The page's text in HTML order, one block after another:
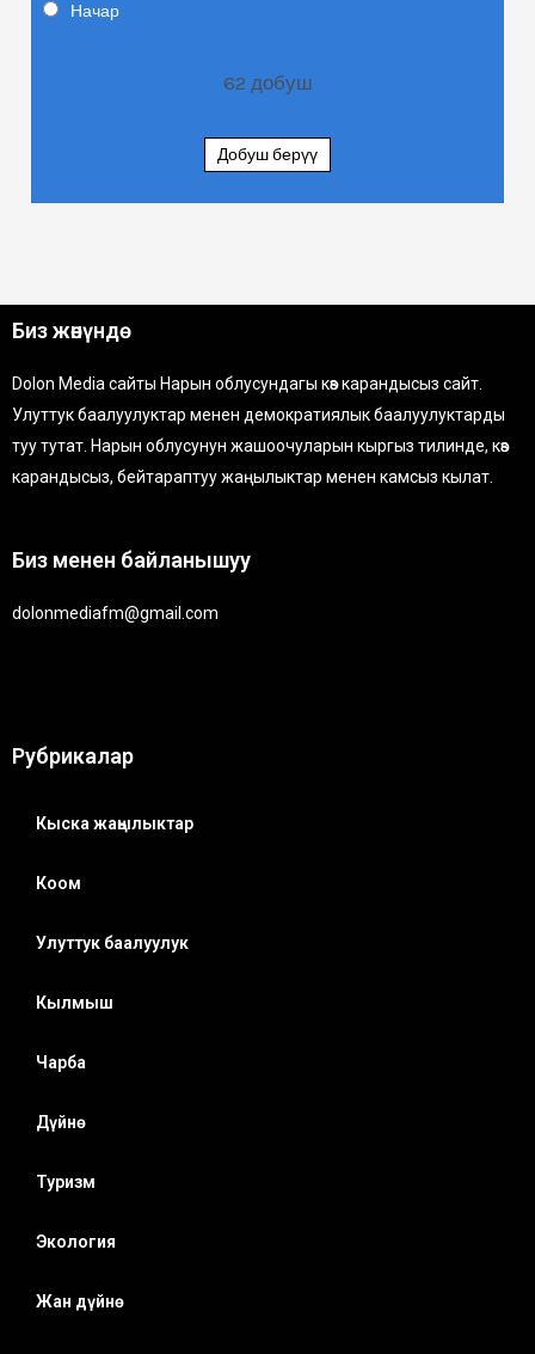
Начар
62 добуш
Добуш берүү
Биз жөнүндө
Dolon Media сайты Нарын облусундагы көз карандысыз сайт.
Улуттук баалуулуктар менен демократиялык баалуулуктарды
туу тутат. Нарын облусунун жашоочуларын кыргыз тилинде, көз
карандысыз, бейтараптуу жаңылыктар менен камсыз кылат.
Биз менен байланышуу
dolonmediafm@gmail.com
Рубрикалар
Кыска жаңылыктар
Коом
Улуттук баалуулук
Кылмыш
Чарба
Дүйнө
Туризм
Экология
Жан дүйнө